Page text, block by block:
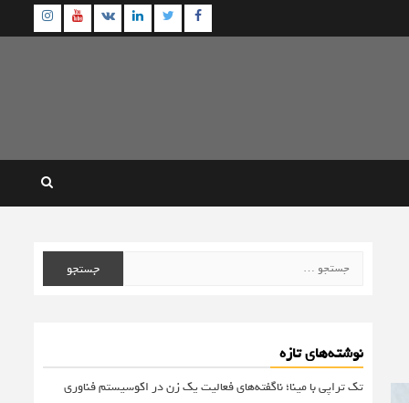
Facebook
Twitter
Linkedin
VK
برای:
نوشته‌های تازه
تک تراپی با مینا؛ ناگفته‌های فعالیت یک زن در اکوسیستم فناوری